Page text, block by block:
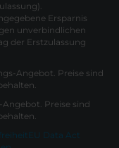
Ersparnis
unverbindlichen
der Erstzulassung
Angebot. Preise sind
Preise sind
EU Data Act